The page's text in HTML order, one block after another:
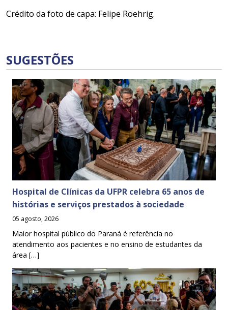
Crédito da foto de capa: Felipe Roehrig.
SUGESTÕES
Hospital de Clínicas da UFPR celebra 65 anos de
histórias e serviços prestados à sociedade
05 agosto, 2026
Maior hospital público do Paraná é referência no
atendimento aos pacientes e no ensino de estudantes da
área […]